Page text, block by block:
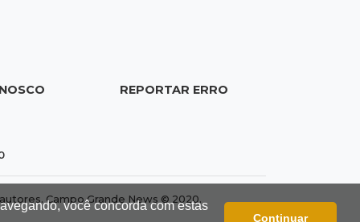
você concorda com estas
Continuar
da Celulose
REPORTAR ERRO
Campo Grande News © 2020.